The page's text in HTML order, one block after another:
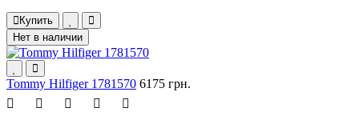
Купить
Нет в наличии
Tommy Hilfiger 1781570 6175 грн.